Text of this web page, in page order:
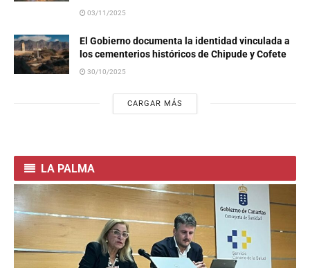
03/11/2025
El Gobierno documenta la identidad vinculada a
los cementerios históricos de Chipude y Cofete
30/10/2025
CARGAR MÁS
LA PALMA